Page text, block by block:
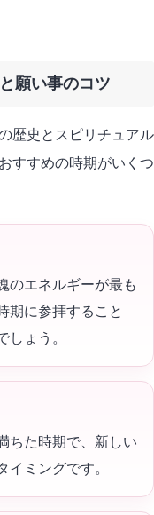
願い事のコツ
歴史とスピリチュアル
すすめの時期がいくつ
のエネルギーが最も
期に参拝すること
しょう。
ちた時期で、新しい
イミングです。